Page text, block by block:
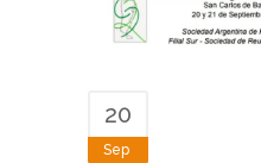
20
Sep